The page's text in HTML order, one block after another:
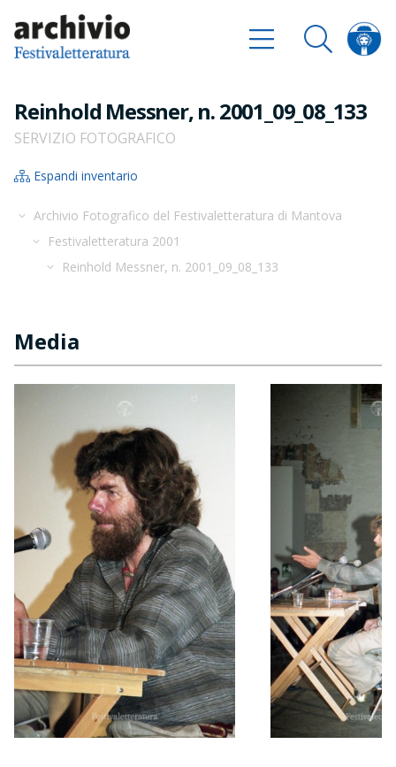
Reinhold Messner, n. 2001_09_08_133
SERVIZIO FOTOGRAFICO
Espandi inventario
Archivio Fotografico del Festivaletteratura di Mantova
Festivaletteratura 2001
Reinhold Messner, n. 2001_09_08_133
Media